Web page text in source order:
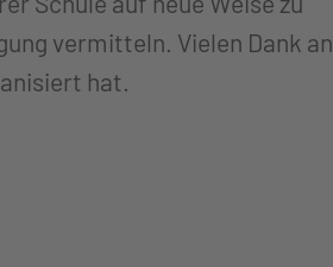
vermitteln. Vielen Dank an
hat.